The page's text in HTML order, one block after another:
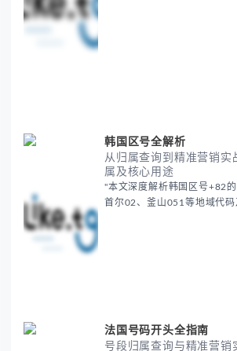
韩国区号全解析
从归属查询到精准营销实
属及核心用途
"本文深度解析韩国区号+82
首尔02、釜山051等地域代
法国号码开头全指南
号段归属查询与精准营销